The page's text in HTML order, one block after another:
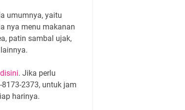
umumnya, yaitu
nya menu makanan
patin sambal ujak,
disini. Jika perlu
2373, untuk jam
harinya.